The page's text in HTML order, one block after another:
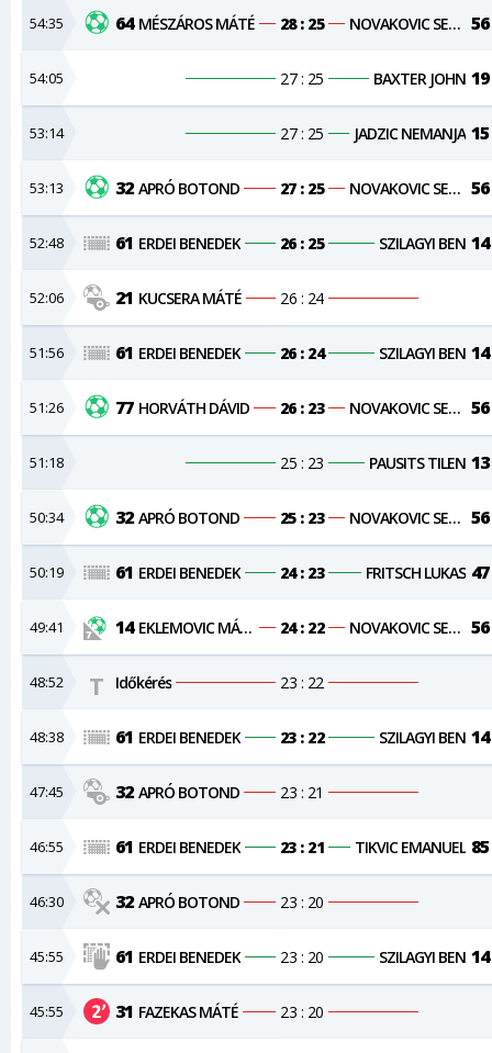
45:55 31 FAZEKAS MÁTÉ 23 : 20
45:55 61 ERDEI BENEDEK 23 : 20 SZILAGYI BEN 14
46:30 32 APRÓ BOTOND 23 : 20
46:55 61 ERDEI BENEDEK 23 : 21 TIKVIC EMANUEL 85
47:45 32 APRÓ BOTOND 23 : 21
48:38 61 ERDEI BENEDEK 23 : 22 SZILAGYI BEN 14
48:52 Időkérés 23 : 22
49:41 14 EKLEMOVIC MÁRKÓ 24 : 22 NOVAKOVIC SERGEJ 56
50:19 61 ERDEI BENEDEK 24 : 23 FRITSCH LUKAS 47
50:34 32 APRÓ BOTOND 25 : 23 NOVAKOVIC SERGEJ 56
51:18 25 : 23 PAUSITS TILEN 13
51:26 77 HORVÁTH DÁVID 26 : 23 NOVAKOVIC SERGEJ 56
51:56 61 ERDEI BENEDEK 26 : 24 SZILAGYI BEN 14
52:06 21 KUCSERA MÁTÉ 26 : 24
52:48 61 ERDEI BENEDEK 26 : 25 SZILAGYI BEN 14
53:13 32 APRÓ BOTOND 27 : 25 NOVAKOVIC SERGEJ 56
53:14 27 : 25 JADZIC NEMANJA 15
54:05 27 : 25 BAXTER JOHN 19
54:35 64 MÉSZÁROS MÁTÉ 28 : 25 NOVAKOVIC SERGEJ 56